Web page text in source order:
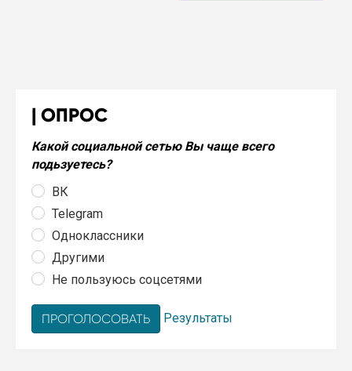
ОПРОС
Какой социальной сетью Вы чаще всего
подьзуетесь?
ВК
Telegram
Одноклассники
Другими
Не пользуюсь соцсетями
Результаты